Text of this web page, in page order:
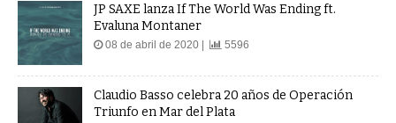
JP SAXE lanza If The World Was Ending ft.
Evaluna Montaner
08 de abril de 2020 | 5596
Claudio Basso celebra 20 años de Operación
Triunfo en Mar del Plata